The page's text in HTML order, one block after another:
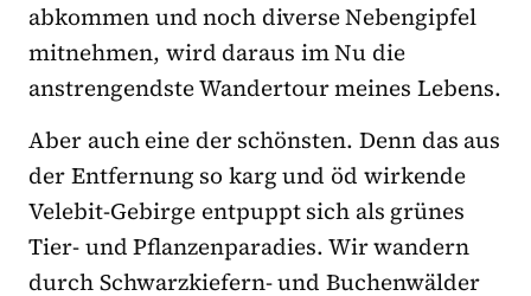
abkommen und noch diverse Nebengipfel
mitnehmen, wird daraus im Nu die
anstrengendste Wandertour meines Lebens.
Aber auch eine der schönsten. Denn das aus
der Entfernung so karg und öd wirkende
Velebit-Gebirge entpuppt sich als grünes
Tier- und Pflanzenparadies. Wir wandern
durch Schwarzkiefern- und Buchenwälder